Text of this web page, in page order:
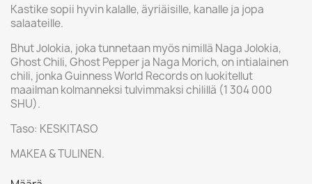
Kastike sopii hyvin kalalle, äyriäisille, kanalle ja jopa
salaateille.
Bhut Jolokia, joka tunnetaan myös nimillä Naga Jolokia,
Ghost Chili, Ghost Pepper ja Naga Morich, on intialainen
chili, jonka Guinness World Records on luokitellut
maailman kolmanneksi tulvimmaksi chilillä (1 304 000
SHU).
Taso: KESKITASO
MAKEA & TULINEN.